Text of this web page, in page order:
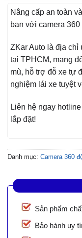
Nâng cấp an toàn
bạn với camera 360
ZKar Auto là địa chỉ
tại TPHCM, mang
mù, hỗ trợ đỗ xe tự
nghiệm lái xe tuyệt
Liên hệ ngay hotline
lắp đặt!
Danh mục: Camera 360
Sản phẩm
Bảo hành uy